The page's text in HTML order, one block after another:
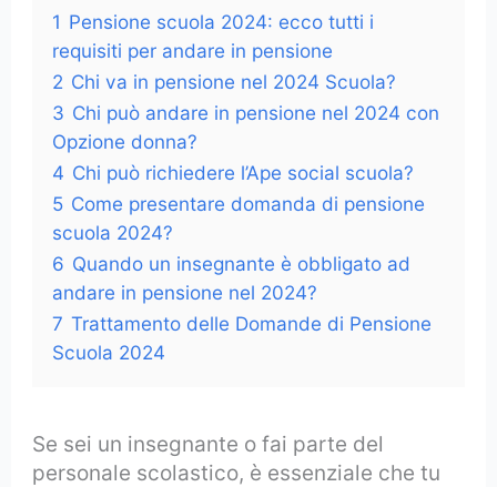
1 Pensione scuola 2024: ecco tutti i
requisiti per andare in pensione
2 Chi va in pensione nel 2024 Scuola?
3 Chi può andare in pensione nel 2024 con
Opzione donna?
4 Chi può richiedere l’Ape social scuola?
5 Come presentare domanda di pensione
scuola 2024?
6 Quando un insegnante è obbligato ad
andare in pensione nel 2024?
7 Trattamento delle Domande di Pensione
Scuola 2024
Se sei un insegnante o fai parte del
personale scolastico, è essenziale che tu